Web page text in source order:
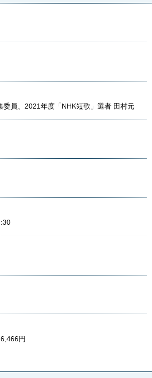
委員、2021年度「NHK短歌」選者 田村元
円